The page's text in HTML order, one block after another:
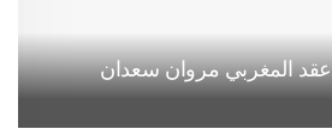
عقد المغربي مروان سعدان